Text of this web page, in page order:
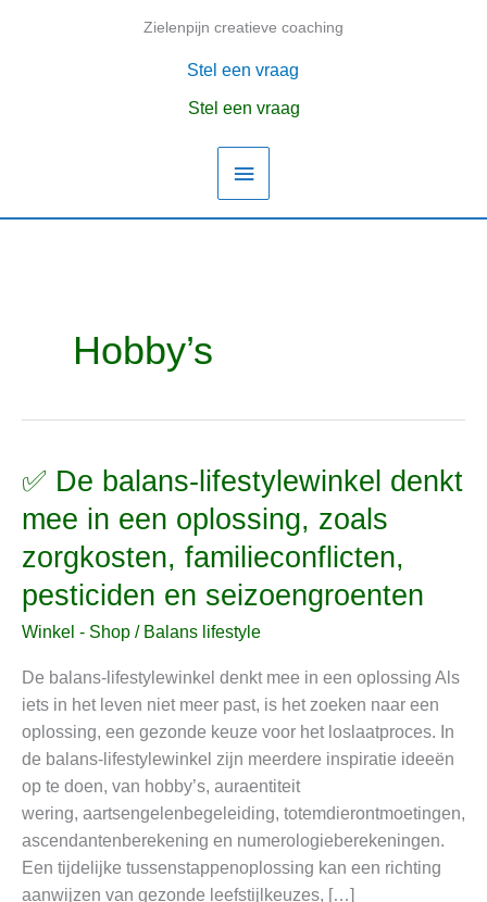
Zielenpijn creatieve coaching
Hoofdmenu
Stel een vraag
Stel een vraag
Hobby’s
✅ De balans-lifestylewinkel denkt
mee in een oplossing, zoals
zorgkosten, familieconflicten,
pesticiden en seizoengroenten
Winkel - Shop / Balans lifestyle
De balans-lifestylewinkel denkt mee in een oplossing Als
iets in het leven niet meer past, is het zoeken naar een
oplossing, een gezonde keuze voor het loslaatproces. In
de balans-lifestylewinkel zijn meerdere inspiratie ideeën
op te doen, van hobby’s, auraentiteit
wering, aartsengelenbegeleiding, totemdierontmoetingen,
ascendantenberekening en numerologieberekeningen.
Een tijdelijke tussenstappenoplossing kan een richting
aanwijzen van gezonde leefstijlkeuzes, […]
✅
balans-
lifestylewinkel
mee
in
zorgkosten,
familieconflicten,
pesticiden